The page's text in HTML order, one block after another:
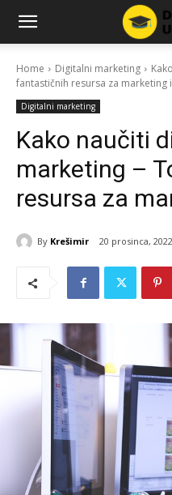
Home Digitalni marketing
fantastičnih resursa za marketing
Digitalni marketing
Kako naučiti
marketing –
resursa za
By Krešimir 20 prosinca, 2022